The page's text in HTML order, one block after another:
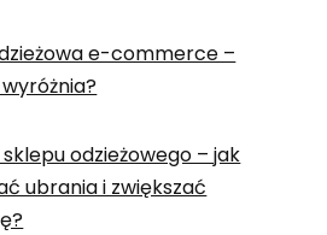
e-commerce –
odzieżowego – jak
ubrania i zwiększać